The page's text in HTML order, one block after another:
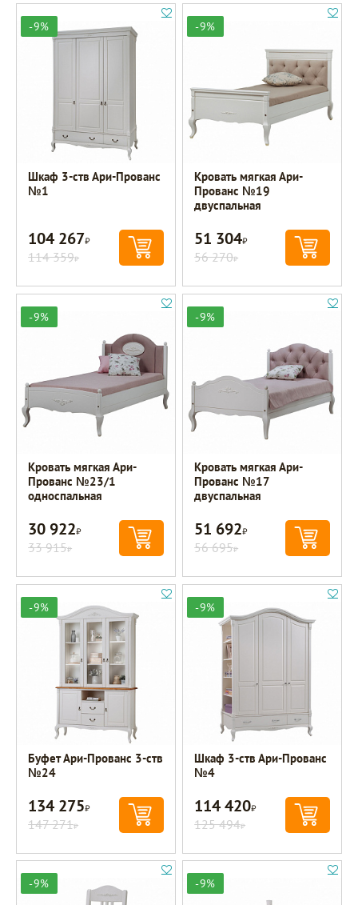
-9%
Шкаф 3-ств Ари-Прованс
№1
104 267Р
114 359Р
-9%
Кровать мягкая Ари-
Прованс №19
двуспальная
51 304Р
56 270Р
-9%
Кровать мягкая Ари-
Прованс №23/1
односпальная
30 922Р
33 915Р
-9%
Кровать мягкая Ари-
Прованс №17
двуспальная
51 692Р
56 695Р
-9%
Буфет Ари-Прованс 3-ств
№24
134 275Р
147 271Р
-9%
Шкаф 3-ств Ари-Прованс
№4
114 420Р
125 494Р
-9% -9%